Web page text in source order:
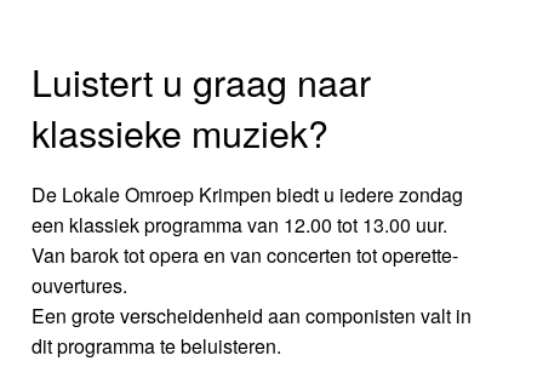
Luistert u graag naar
klassieke muziek?
De Lokale Omroep Krimpen biedt u iedere zondag
een klassiek programma van 12.00 tot 13.00 uur.
Van barok tot opera en van concerten tot operette-
ouvertures.
Een grote verscheidenheid aan componisten valt in
dit programma te beluisteren.